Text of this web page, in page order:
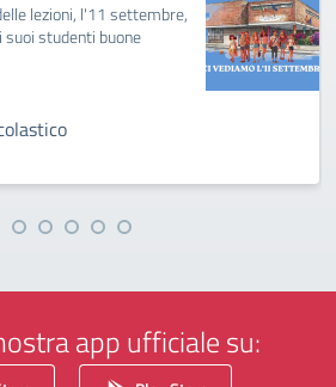
lezioni, l'11 settembre,
studenti buone
app ufficiale su: